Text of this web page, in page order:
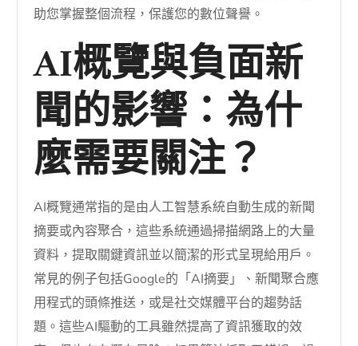
助您掌握整個流程，保護您的數位聲譽。
AI概覽與負面新
聞的影響：為什
麼需要關注？
AI概覽通常指的是由人工智慧系統自動生成的新聞
摘要或內容聚合，這些系統通過掃描網路上的大量
資料，提取關鍵資訊並以簡潔的形式呈現給用戶。
常見的例子包括Google的「AI摘要」、新聞聚合應
用程式的頭條推送，或是社交媒體平台的趨勢話
題。這些AI驅動的工具雖然提高了資訊獲取的效